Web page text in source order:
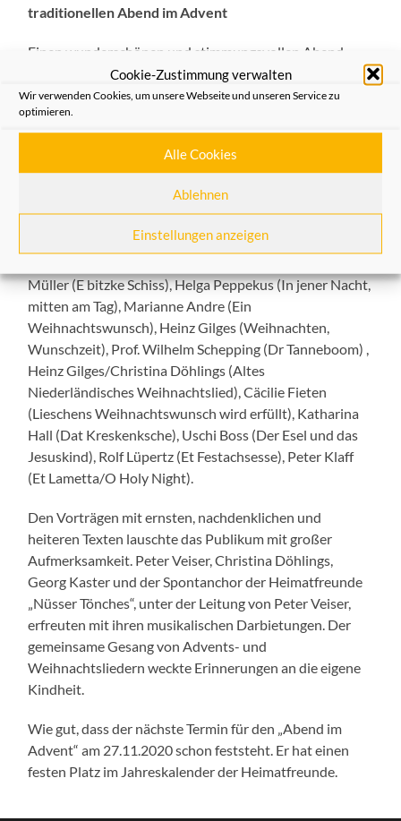
Cookie-Zustimmung verwalten
Wir verwenden Cookies, um unsere Webseite und unseren Service zu
optimieren.
Alle Cookies
Ablehnen
Einstellungen anzeigen
traditionellen Abend im Advent
Einen wunderschönen und stimmungsvollen Abend
erlebten Heimatfreunde und zahlreiche Gäste im
vollbesetzten Forum der Sparkasse Neuss. Festlich
geschmückte Tische mit Tannenzweigen, Äpfeln, Nüssen
und Kerzen ließen das Gefühl vorweihnachtlicher
Freude aufkommen. Die Gestaltung des
Dechant Hans-Günther Korr (Adventsgedanken zum
Müller (E bitzke Schiss), Helga Peppekus (In jener Nacht,
mitten am Tag), Marianne Andre (Ein
Weihnachtswunsch), Heinz Gilges (Weihnachten,
Wunschzeit), Prof. Wilhelm Schepping (Dr Tanneboom) ,
Heinz Gilges/Christina Döhlings (Altes
Niederländisches Weihnachtslied), Cäcilie Fieten
(Lieschens Weihnachtswunsch wird erfüllt), Katharina
Hall (Dat Kreskenksche), Uschi Boss (Der Esel und das
Jesuskind), Rolf Lüpertz (Et Festachsesse), Peter Klaff
(Et Lametta/O Holy Night).
Den Vorträgen mit ernsten, nachdenklichen und
heiteren Texten lauschte das Publikum mit großer
Aufmerksamkeit. Peter Veiser, Christina Döhlings,
Georg Kaster und der Spontanchor der Heimatfreunde
„Nüsser Tönches“, unter der Leitung von Peter Veiser,
erfreuten mit ihren musikalischen Darbietungen. Der
gemeinsame Gesang von Advents- und
Weihnachtsliedern weckte Erinnerungen an die eigene
Kindheit.
Wie gut, dass der nächste Termin für den „Abend im
Advent“ am 27.11.2020 schon feststeht. Er hat einen
festen Platz im Jahreskalender der Heimatfreunde.